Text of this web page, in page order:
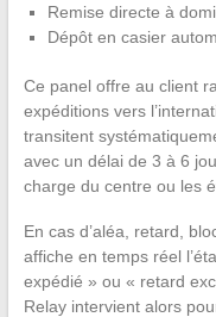
Remise directe à
Dépôt en casier
Ce panel offre au client
expéditions vers
transitent
avec un délai de 3 à 6
charge du centre ou les
En cas d’aléa, retard,
affiche en temps réel
expédié » ou « retard
Relay intervient alors